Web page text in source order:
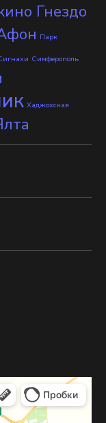
Гнездо
Парк
Симферополь
Хаджохская